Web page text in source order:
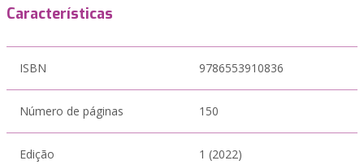
Características
ISBN 9786553910836
Número de páginas 150
Edição 1 (2022)